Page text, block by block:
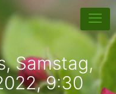
Samstag,
9:30